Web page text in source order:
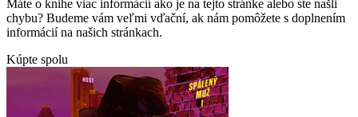
Máte o knihe viac informácií ako je na tejto stránke alebo ste našli
chybu? Budeme vám veľmi vďační, ak nám pomôžete s doplnením
informácií na našich stránkach.
Kúpte spolu